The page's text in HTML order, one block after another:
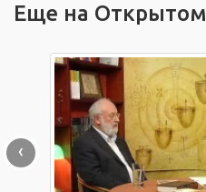
Еще на Открытом
‹